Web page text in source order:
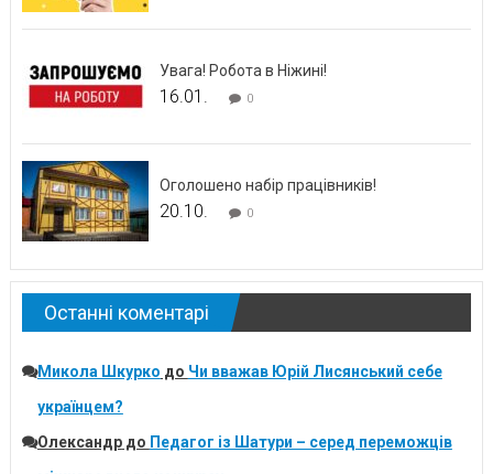
Увага! Робота в Ніжині!
16.01. 0
Оголошено набір працівників!
20.10. 0
Останні коментарі
Микола Шкурко до Чи вважав Юрій Лисянський себе
українцем?
Олександрдо Педагог із Шатури – серед переможців